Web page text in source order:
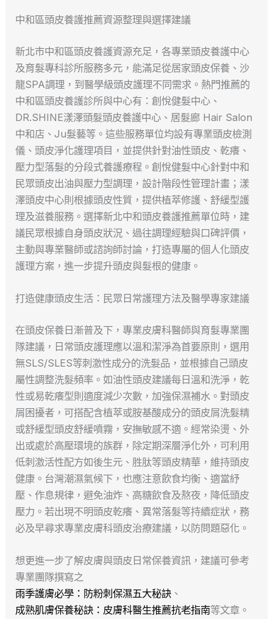
中和區頭皮養護推薦資源整理與選擇建議
新北市中和區頭皮養護資源充足，各專業頭皮養護中心
及育髮專科診所服務多元，能滿足從居家頭皮保養、沙
龍SPA調理，到醫學級頭皮護理不同需求。熱門推薦的
中和區頭皮養護診所與中心有：創悅健髮中心、
DR.SHINE漾澤頭髮頭皮養護中心、居髮廊 Hair Salon
中和店、Ju髮藝等。這些服務單位均設有專業頭皮檢測
儀、頭皮淨化護理項目，並提供針對油性頭皮、乾癢、
壓力型落髮的分段式養護療程。創悅健髮中心針對中和
民眾頭皮出油與壓力型調理，設計階段性管理計畫；漾
澤頭皮中心則根據頭皮性質，提供植萃修護、舒緩型護
理及滋養服務。選擇新北中和頭皮養護推薦單位時，建
議民眾根據自身頭皮狀況、過往調理經驗與口碑評價，
主動與專業醫師或諮詢師討論，打造專屬的個人化頭皮
護理方案，進一步提升頭皮與髮根的健康。
打造健康頭皮生活：民眾日常護理方法及醫學專家建議
在頭皮保養日漸普及下，專業皮膚科醫師與育髮專業團
隊建議，日常頭皮護理應以溫和潔淨為首要原則，選用
無SLS/SLES等刺激性成分的洗髮品，並根據自己頭皮
屬性調整洗髮頻率。如油性頭皮建議每日溫和洗淨，乾
性或易乾癢型則適度減少次數，加強保濕補水。對頭皮
屑困擾者，可搭配含植萃或胺基酸成分的頭皮屑洗髮精
或舒緩型頭皮舒緩噴霧，安撫敏感不適。經常染燙、外
出或處於高壓環境的族群，除定期深層淨化外，可利用
低刺激活性配方如後生元、胜肽等頭皮精華，維持頭皮
健康。台灣潮濕氣候下，也應注意飲食均衡、適當紓
壓、作息規律，避免油炸、高糖飲食及熬夜，降低頭皮
壓力。若出現不明頭皮乾癢、異常落髮等持續症狀，務
必及早尋求專業皮膚科頭皮治療建議，以防問題惡化。
想更進一步了解皮膚與頭皮日常保養資訊，建議可參考
專業團隊撰寫之
雨季護膚必學：防粉刺保濕五大秘訣 、
成熟肌膚保養秘訣：皮膚科醫生推薦抗老指南等文章。